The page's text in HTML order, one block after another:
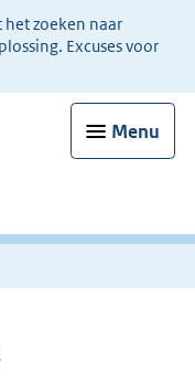
zoeken naar
Excuses voor
Menu